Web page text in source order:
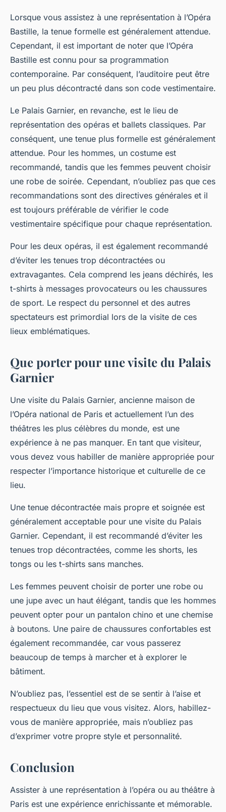
Lorsque vous assistez à une représentation à l’Opéra
Bastille, la tenue formelle est généralement attendue.
Cependant, il est important de noter que l’Opéra
Bastille est connu pour sa programmation
contemporaine. Par conséquent, l’auditoire peut être
un peu plus décontracté dans son code vestimentaire.
Le Palais Garnier, en revanche, est le lieu de
représentation des opéras et ballets classiques. Par
conséquent, une tenue plus formelle est généralement
attendue. Pour les hommes, un costume est
recommandé, tandis que les femmes peuvent choisir
une robe de soirée. Cependant, n’oubliez pas que ces
recommandations sont des directives générales et il
est toujours préférable de vérifier le code
vestimentaire spécifique pour chaque représentation.
Pour les deux opéras, il est également recommandé
d’éviter les tenues trop décontractées ou
extravagantes. Cela comprend les jeans déchirés, les
t-shirts à messages provocateurs ou les chaussures
de sport. Le respect du personnel et des autres
spectateurs est primordial lors de la visite de ces
lieux emblématiques.
Que porter pour une visite du Palais
Garnier
Une visite du Palais Garnier, ancienne maison de
l’Opéra national de Paris et actuellement l’un des
théâtres les plus célèbres du monde, est une
expérience à ne pas manquer. En tant que visiteur,
vous devez vous habiller de manière appropriée pour
respecter l’importance historique et culturelle de ce
lieu.
Une tenue décontractée mais propre et soignée est
généralement acceptable pour une visite du Palais
Garnier. Cependant, il est recommandé d’éviter les
tenues trop décontractées, comme les shorts, les
tongs ou les t-shirts sans manches.
Les femmes peuvent choisir de porter une robe ou
une jupe avec un haut élégant, tandis que les hommes
peuvent opter pour un pantalon chino et une chemise
à boutons. Une paire de chaussures confortables est
également recommandée, car vous passerez
beaucoup de temps à marcher et à explorer le
bâtiment.
N’oubliez pas, l’essentiel est de se sentir à l’aise et
respectueux du lieu que vous visitez. Alors, habillez-
vous de manière appropriée, mais n’oubliez pas
d’exprimer votre propre style et personnalité.
Conclusion
Assister à une représentation à l’opéra ou au théâtre à
Paris est une expérience enrichissante et mémorable.